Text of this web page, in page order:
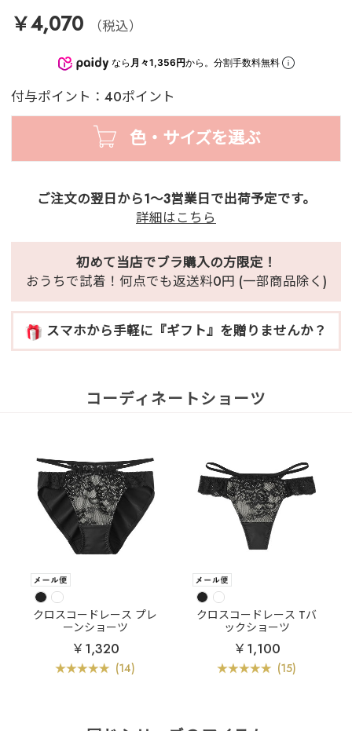
￥4,070 （税込）
なら 月々1,356円から。分割手数料無料
付与ポイント：40ポイント
色・サイズを選ぶ
ご注文の翌日から1～3営業日で出荷予定です。
詳細はこちら
初めて当店でブラ購入の方限定！
おうちで試着！何点でも返送料0円 (一部商品除く)
スマホから手軽に『ギフト』を贈りませんか？
コーディネートショーツ
クロスコードレース プレ
ーンショーツ
￥1,320
(14)
クロスコードレース Tバ
ックショーツ
￥1,100
(15)